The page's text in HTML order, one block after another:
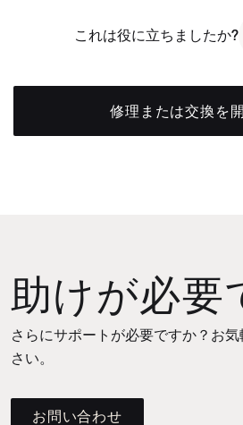
これは役に立ちましたか?
修理または交換を
助けが必要
さらにサポートが必要ですか？お
さい。
お問い合わせ